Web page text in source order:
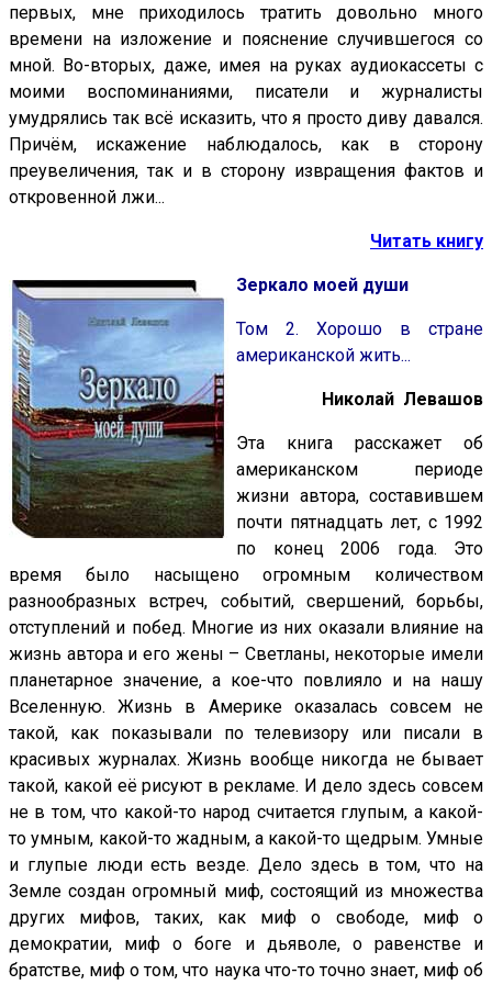
первых, мне приходилось тратить довольно много
времени на изложение и пояснение случившегося со
мной. Во-вторых, даже, имея на руках аудиокассеты с
моими воспоминаниями, писатели и журналисты
умудрялись так всё исказить, что я просто диву давался.
Причём, искажение наблюдалось, как в сторону
преувеличения, так и в сторону извращения фактов и
откровенной лжи...
Читать книгу
Зеркало моей души
Том 2. Хорошо в стране
американской жить...
Николай Левашов
Эта книга расскажет об
американском периоде
жизни автора, составившем
почти пятнадцать лет, с 1992
по конец 2006 года. Это
время было насыщено огромным количеством
разнообразных встреч, событий, свершений, борьбы,
отступлений и побед. Многие из них оказали влияние на
жизнь автора и его жены – Светланы, некоторые имели
планетарное значение, а кое-что повлияло и на нашу
Вселенную. Жизнь в Америке оказалась совсем не
такой, как показывали по телевизору или писали в
красивых журналах. Жизнь вообще никогда не бывает
такой, какой её рисуют в рекламе. И дело здесь совсем
не в том, что какой-то народ считается глупым, а какой-
то умным, какой-то жадным, а какой-то щедрым. Умные
и глупые люди есть везде. Дело здесь в том, что на
Земле создан огромный миф, состоящий из множества
других мифов, таких, как миф о свободе, миф о
демократии, миф о боге и дьяволе, о равенстве и
братстве, миф о том, что наука что-то точно знает, миф об